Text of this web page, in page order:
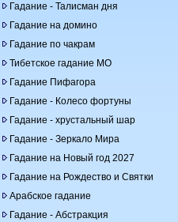
Гадание - Талисман дня
Гадание на домино
Гадание по чакрам
Тибетское гадание МО
Гадание Пифагора
Гадание - Колесо фортуны
Гадание - хрустальный шар
Гадание - Зеркало Мира
Гадание на Новый год 2027
Гадание на Рождество и Святки
Арабское гадание
Гадание - Абстракция